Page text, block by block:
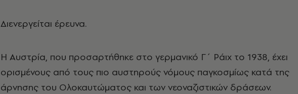
Διενεργείται έρευνα.
Η Αυστρία, που προσαρτήθηκε στο γερμανικό Γ΄ Ράιχ το 1938, έχει
ορισμένους από τους πιο αυστηρούς νόμους παγκοσμίως κατά της
άρνησης του Ολοκαυτώματος και των νεοναζιστικών δράσεων.